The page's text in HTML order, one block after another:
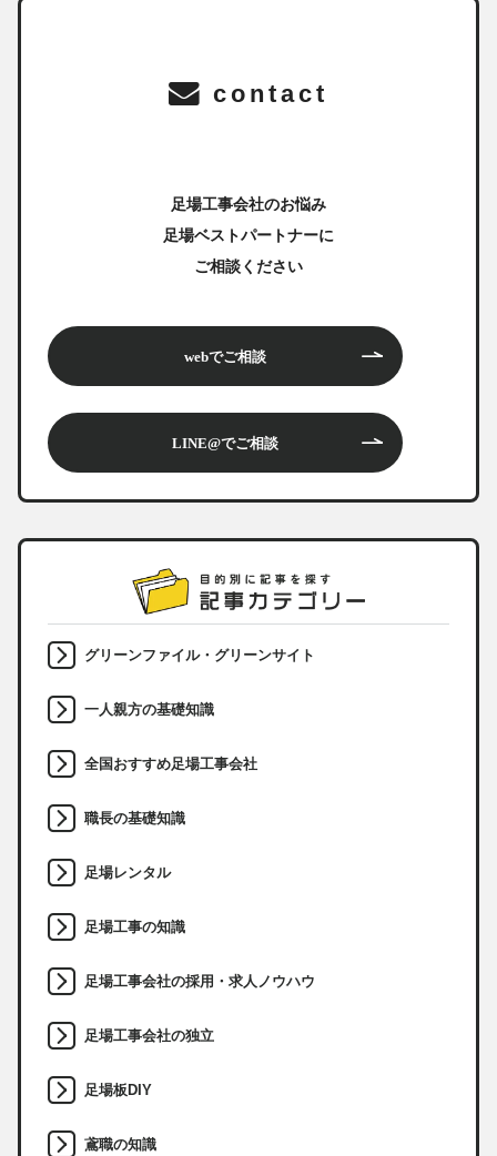
contact
足場工事会社のお悩み
足場ベストパートナーに
ご相談ください
webでご相談
LINE@でご相談
グリーンファイル・グリーンサイト
一人親方の基礎知識
全国おすすめ足場工事会社
職長の基礎知識
足場レンタル
足場工事の知識
足場工事会社の採用・求人ノウハウ
足場工事会社の独立
足場板DIY
鳶職の知識